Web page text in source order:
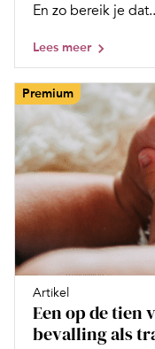
En zo bereik je
Lees meer
Premium
Artikel
Een op de tien
bevalling als